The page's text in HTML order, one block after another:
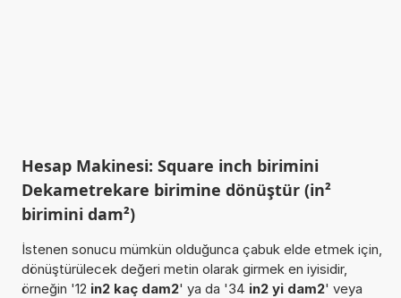
Hesap Makinesi: Square inch birimini
Dekametrekare birimine dönüştür (in²
birimini dam²)
İstenen sonucu mümkün olduğunca çabuk elde etmek için,
dönüştürülecek değeri metin olarak girmek en iyisidir,
örneğin '12 in2 kaç dam2' ya da '34 in2 yi dam2' veya